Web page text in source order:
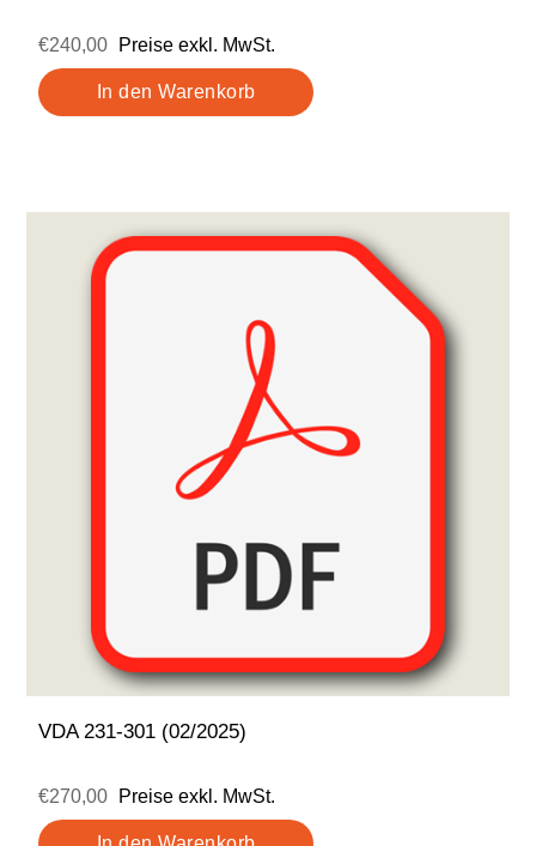
€240,00 Preise exkl. MwSt.
VDA 231-301 (02/2025)
€270,00 Preise exkl. MwSt.